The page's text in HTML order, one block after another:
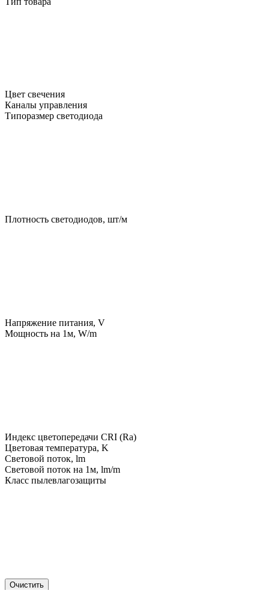
Цвет свечения
Каналы управления
Типоразмер светодиода
Плотность светодиодов, шт/м
Напряжение питания, V
Мощность на 1м, W/m
Индекс цветопередачи CRI (Ra)
Цветовая температура, K
Световой поток, lm
Световой поток на 1м, lm/m
Класс пылевлагозащиты
Очистить